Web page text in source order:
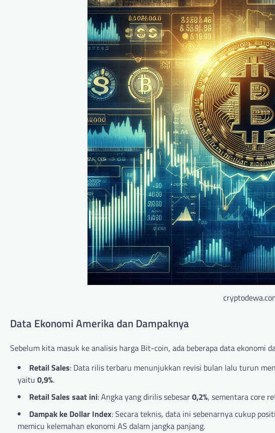
Data Ekonomi Amerika dan Dampaknya
Sebelum kita masuk ke analisis harga Bit-coin, ada beberapa data ekonomi
Retail Sales: Data rilis terbaru menunjukkan revisi bulan lalu turun
yaitu 0,9%.
Retail Sales saat ini: Angka yang dirilis sebesar0,2%, sementara core
Dampak ke Dollar Index: Secara teknis, data ini sebenarnya cukup
memicu kelemahan ekonomi AS dalam jangka panjang.